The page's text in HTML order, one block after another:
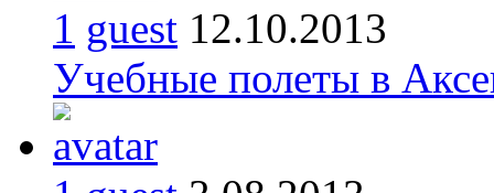
1 guest 12.10.2013
Учебные полеты в